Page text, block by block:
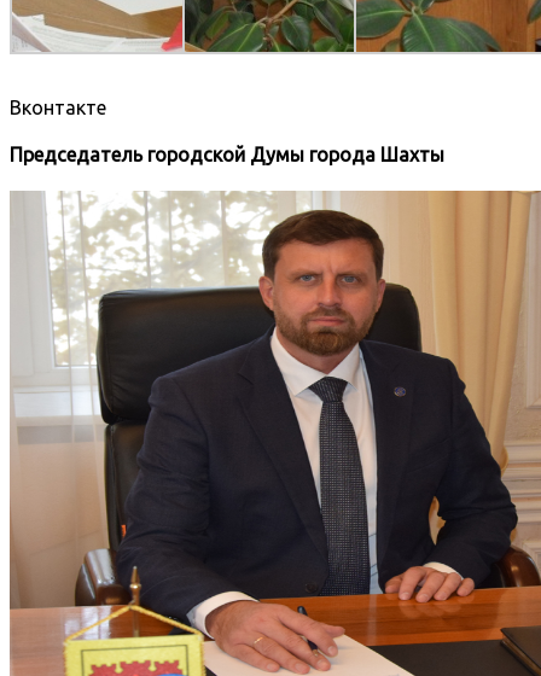
Вконтакте
Председатель городской Думы города Шахты